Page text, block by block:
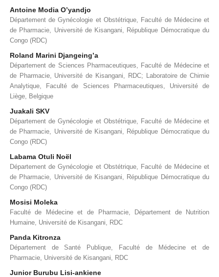
Antoine Modia O’yandjo
Département de Gynécologie et Obstétrique, Faculté de Médecine et
de Pharmacie, Université de Kisangani, République Démocratique du
Congo (RDC)
Roland Marini Djangeing’a
Département de Sciences Pharmaceutiques, Faculté de Médecine et
de Pharmacie, Université de Kisangani, RDC; Laboratoire de Chimie
Analytique, Faculté de Sciences Pharmaceutiques, Université de
Liège, Belgique
Juakali SKV
Département de Gynécologie et Obstétrique, Faculté de Médecine et
de Pharmacie, Université de Kisangani, République Démocratique du
Congo (RDC)
Labama Otuli Noël
Département de Gynécologie et Obstétrique, Faculté de Médecine et
de Pharmacie, Université de Kisangani, République Démocratique du
Congo (RDC)
Mosisi Moleka
Faculté de Médecine et de Pharmacie, Département de Nutrition
Humaine, Université de Kisangani, RDC
Panda Kitronza
Département de Santé Publique, Faculté de Médecine et de
Pharmacie, Université de Kisangani, RDC
Junior Burubu Lisi-ankiene